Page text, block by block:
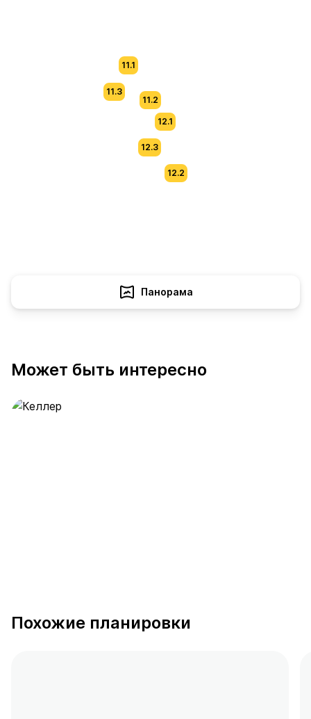
11.3
11.1
11.2
12.1
12.2
12.3
Панорама
Может быть интересно
Похожие планировки